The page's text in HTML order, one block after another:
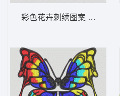
彩色花卉刺绣图案 靓花